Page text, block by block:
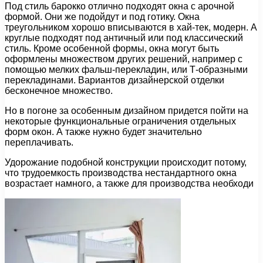
Под стиль барокко отлично подходят окна с арочной
формой. Они же подойдут и под готику. Окна
треугольником хорошо вписываются в хай-тек, модерн. А
круглые подходят под античный или под классический
стиль. Кроме особенной формы, окна могут быть
оформлены множеством других решений, например с
помощью мелких фальш-перекладин, или Т-образными
перекладинами. Вариантов дизайнерской отделки
бесконечное множество.
Но в погоне за особенным дизайном придется пойти на
некоторые функциональные ограничения отдельных
форм окон. А также нужно будет значительно
переплачивать.
Удорожание подобной конструкции происходит потому,
что трудоемкость производства нестандартного окна
возрастает намного, а также для производства необходи